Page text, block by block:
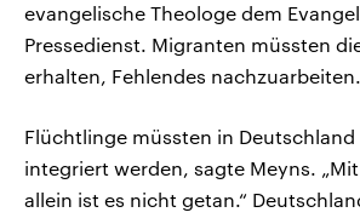
evangelische Theologe dem
Pressedienst. Migranten müssten
erhalten, Fehlendes nachzuarbeiten.
Flüchtlinge müssten in
integriert werden, sagte Meyns.
allein ist es nicht getan.“